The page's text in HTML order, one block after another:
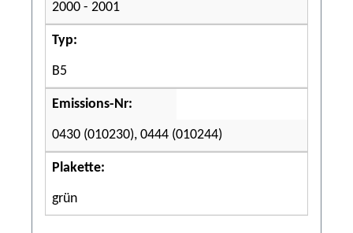
2000 - 2001
Typ:
B5
Emissions-Nr:
0430 (010230), 0444 (010244)
Plakette:
grün